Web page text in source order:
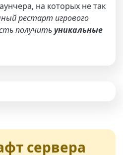
на которых не так
рестарт игрового
получитьуникальные
сервера